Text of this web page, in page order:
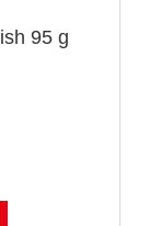
95 g